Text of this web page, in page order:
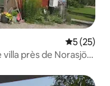
5 (25)
près de Norasjön